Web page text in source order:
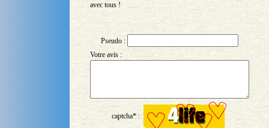
avec tous !
Pseudo :
Votre avis :
captcha* :